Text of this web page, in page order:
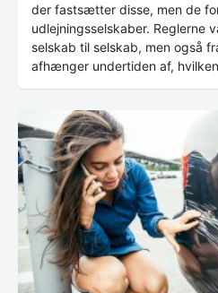
der fastsætter disse, men de
udlejningsselskaber. Reglerne
selskab til selskab, men også
afhænger undertiden af,